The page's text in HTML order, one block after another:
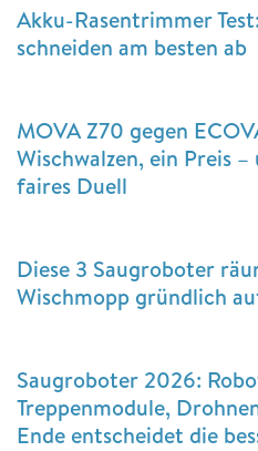
Akku-Rasentrimmer
schneiden am besten ab
MOVA Z70 gegen
Wischwalzen, ein Preis
faires Duell
Diese 3 Saugroboter
Wischmopp gründlich
Saugroboter 2026:
Treppenmodule,
Ende entscheidet die